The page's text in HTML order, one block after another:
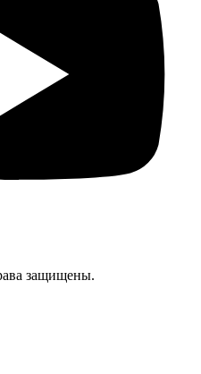
защищены.